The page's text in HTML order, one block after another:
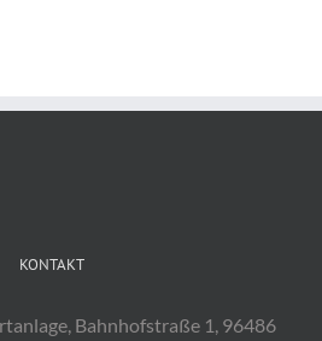
KONTAKT
Bahnhofstraße 1, 96486